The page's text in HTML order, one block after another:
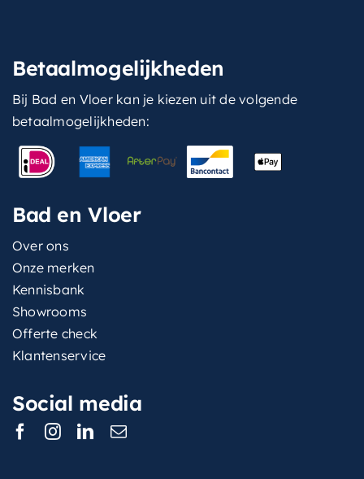
Betaalmogelijkheden
Bij Bad en Vloer kan je kiezen uit de volgende
betaalmogelijkheden:
Bad en Vloer
Over ons
Onze merken
Kennisbank
Showrooms
Offerte check
Klantenservice
Social media